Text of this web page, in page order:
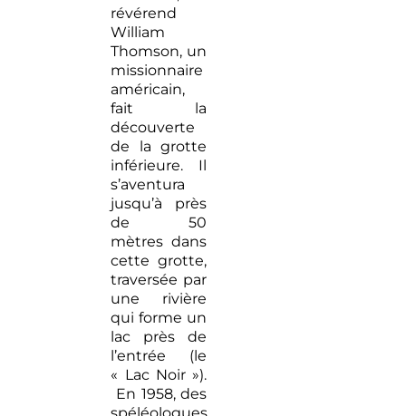
révérend
William
Thomson, un
missionnaire
américain,
fait la
découverte
de la grotte
inférieure. Il
s’aventura
jusqu’à près
de 50
mètres dans
cette grotte,
traversée par
une rivière
qui forme un
lac près de
l’entrée (le
« Lac Noir »).
En 1958, des
spéléologues